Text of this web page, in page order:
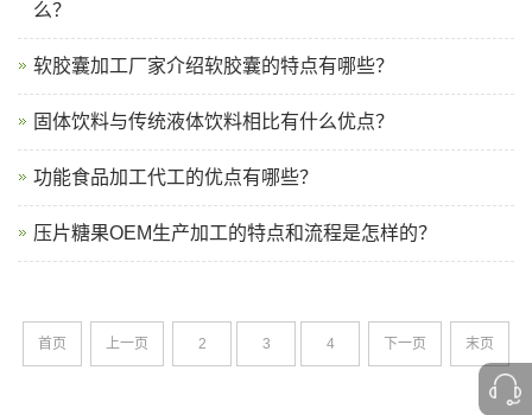
么？
软胶囊加工厂家介绍软胶囊的特点有哪些？
固体饮料与传统液体饮料相比有什么优点？
功能食品加工代工的优点有哪些？
压片糖果OEM生产加工的特点和流程是怎样的？
首页 上一页 2 3 4 下一页 末页